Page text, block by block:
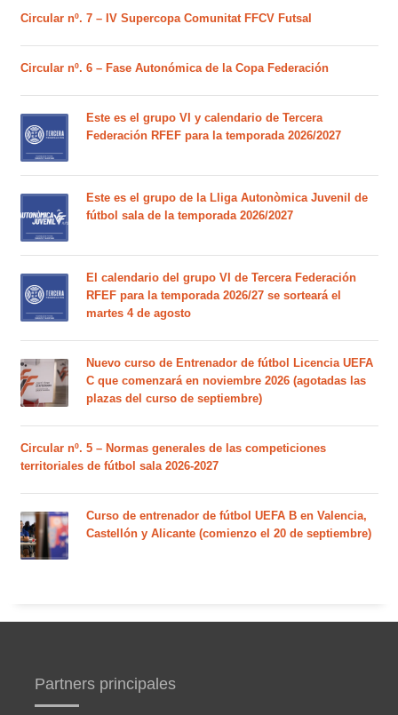
Circular nº. 7 – IV Supercopa Comunitat FFCV Futsal
Circular nº. 6 – Fase Autonómica de la Copa Federación
Este es el grupo VI y calendario de Tercera
Federación RFEF para la temporada 2026/2027
Este es el grupo de la Lliga Autonòmica Juvenil de
fútbol sala de la temporada 2026/2027
El calendario del grupo VI de Tercera Federación
RFEF para la temporada 2026/27 se sorteará el
martes 4 de agosto
Nuevo curso de Entrenador de fútbol Licencia UEFA
C que comenzará en noviembre 2026 (agotadas las
plazas del curso de septiembre)
Circular nº. 5 – Normas generales de las competiciones
territoriales de fútbol sala 2026-2027
Curso de entrenador de fútbol UEFA B en Valencia,
Castellón y Alicante (comienzo el 20 de septiembre)
Partners principales